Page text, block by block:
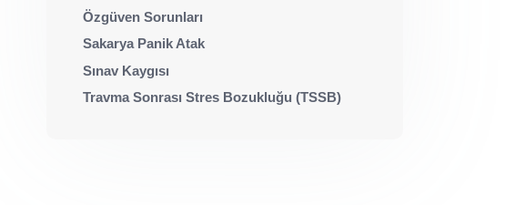
Özgüven Sorunları
Sakarya Panik Atak
Sınav Kaygısı
Travma Sonrası Stres Bozukluğu (TSSB)